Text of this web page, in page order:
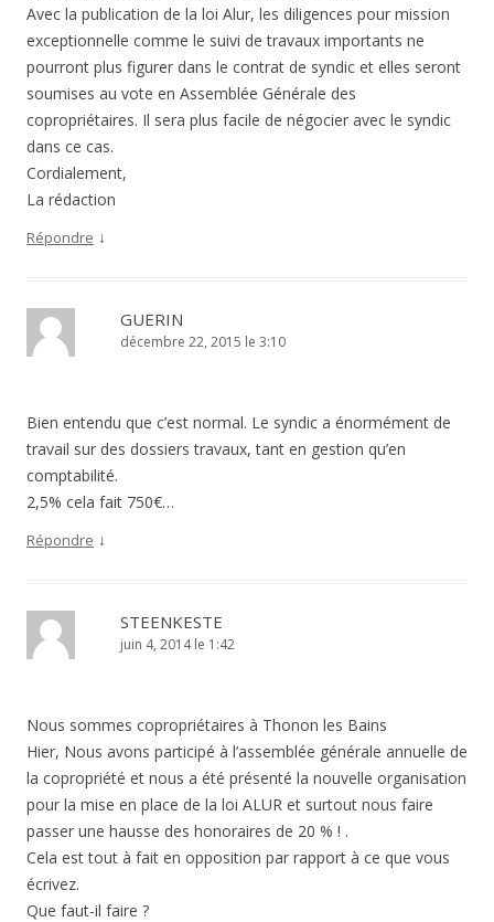
Avec la publication de la loi Alur, les diligences pour mission
exceptionnelle comme le suivi de travaux importants ne
pourront plus figurer dans le contrat de syndic et elles seront
soumises au vote en Assemblée Générale des
copropriétaires. Il sera plus facile de négocier avec le syndic
dans ce cas.
Cordialement,
La rédaction
Répondre ↓
GUERIN
décembre 22, 2015 le 3:10
Bien entendu que c’est normal. Le syndic a énormément de
travail sur des dossiers travaux, tant en gestion qu’en
comptabilité.
2,5% cela fait 750€…
Répondre ↓
STEENKESTE
juin 4, 2014 le 1:42
Nous sommes copropriétaires à Thonon les Bains
Hier, Nous avons participé à l’assemblée générale annuelle de
la copropriété et nous a été présenté la nouvelle organisation
pour la mise en place de la loi ALUR et surtout nous faire
passer une hausse des honoraires de 20 % ! .
Cela est tout à fait en opposition par rapport à ce que vous
écrivez.
Que faut-il faire ?